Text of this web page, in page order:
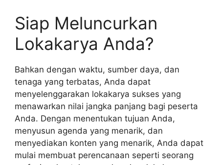
Siap Meluncurkan
Lokakarya Anda?
Bahkan dengan waktu, sumber daya, dan
tenaga yang terbatas, Anda dapat
menyelenggarakan lokakarya sukses yang
menawarkan nilai jangka panjang bagi peserta
Anda. Dengan menentukan tujuan Anda,
menyusun agenda yang menarik, dan
menyediakan konten yang menarik, Anda dapat
mulai membuat perencanaan seperti seorang